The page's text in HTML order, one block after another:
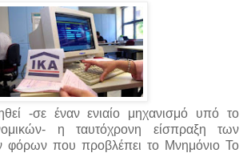
-σε έναν ενιαίο μηχανισμό υπό το
η ταυτόχρονη είσπραξη των
φόρων που προβλέπει το Μνημόνιο Το